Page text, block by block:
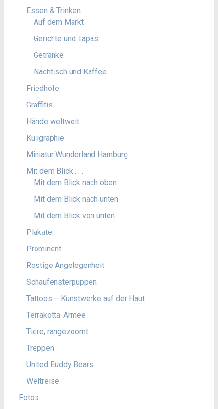
Essen & Trinken
Auf dem Markt
Gerichte und Tapas
Getränke
Nachtisch und Kaffee
Friedhöfe
Graffitis
Hände weltweit
Kuligraphie
Miniatur Wunderland Hamburg
Mit dem Blick . . .
Mit dem Blick nach oben
Mit dem Blick nach unten
Mit dem Blick von unten
Plakate
Prominent
Rostige Angelegenheit
Schaufensterpuppen
Tattoos – Kunstwerke auf der Haut
Terrakotta-Armee
Tiere, rangezoomt
Treppen
United Buddy Bears
Weltreise
Fotos